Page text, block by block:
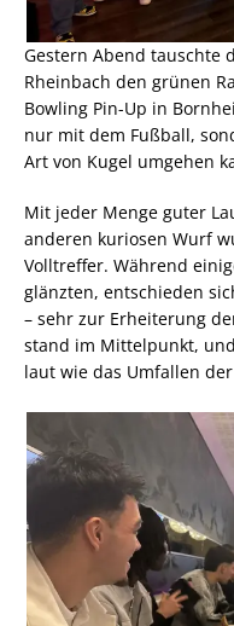
Gestern Abend tauschte
Rheinbach den grünen
Bowling Pin-Up in
nur mit dem Fußball,
Art von Kugel umgehen
Mit jeder Menge guter
anderen kuriosen Wurf
Volltreffer. Während
glänzten, entschieden
– sehr zur Erheiterung
stand im Mittelpunkt,
laut wie das Umfallen